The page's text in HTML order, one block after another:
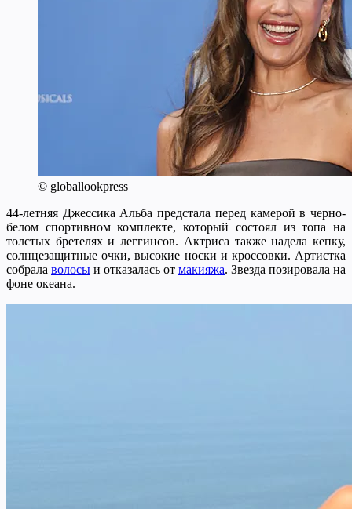
© globallookpress
44-летняя Джессика Альба предстала перед камерой в черно-
белом спортивном комплекте, который состоял из топа на
толстых бретелях и леггинсов. Актриса также надела кепку,
солнцезащитные очки, высокие носки и кроссовки. Артистка
собрала волосы и отказалась от макияжа. Звезда позировала на
фоне океана.